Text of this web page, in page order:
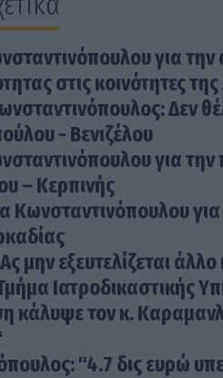
για
στις κοινότητες
Δεν
- Βενιζέλου
για
– Κερπινής
Κωνσταντινόπουλου
μην εξευτελίζεται
Ιατροδικαστικής
κάλυψε τον κ.
"4.7 δις ευρώ